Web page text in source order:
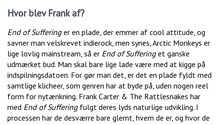
Hvor blev Frank af?
End of Sufferinger en plade, der emmer af cool attitude, og
savner man velskrevet indierock, men synes, Arctic Monkeys er
lige lovlig mainstream, så er End of Sufferinget ganske
udmærket bud. Man skal bare lige lade være med at kigge på
indspilningsdatoen. For gør man det, er det en plade fyldt med
samtlige klicheer, som genren har at byde på, uden nogen reel
form for nytænkning. Frank Carter & The Rattlesnakes har
med End of Sufferingfulgt deres lyds naturlige udvikling. I
processen har de desværre bare glemt, hvem de er, og hvor de